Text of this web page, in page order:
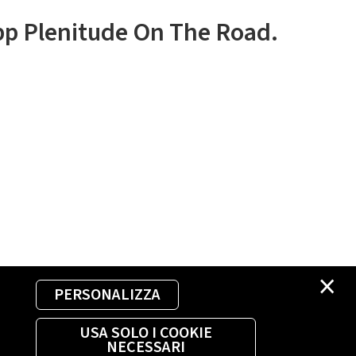
×
PERSONALIZZA
USA SOLO I COOKIE
NECESSARI
Plenitude On The Road.